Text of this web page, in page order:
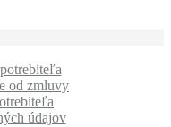
od zmluvy
údajov